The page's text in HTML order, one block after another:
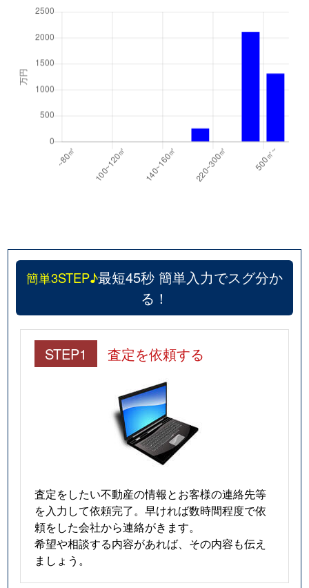
簡単3STEP♪最短45秒 簡単入力でスグ分か
る！
STEP1 査定を依頼する
査定をしたい不動産の情報とお客様の連絡先等
を入力して依頼完了。早ければ数時間程度で依
頼をした会社から連絡がきます。
希望や相談する内容があれば、その内容も伝え
ましょう。